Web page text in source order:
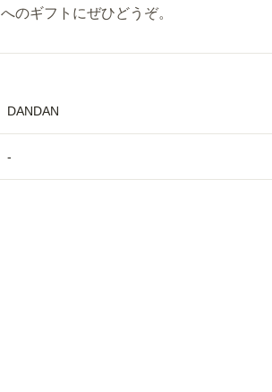
へのギフトにぜひどうぞ。
DANDAN
-